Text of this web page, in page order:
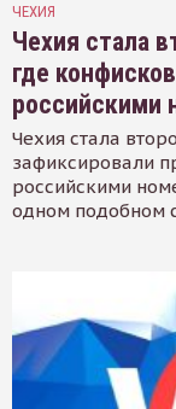
ЧЕХИЯ
Чехия стала
где
российскими
Чехия стала
зафиксировали
российскими
одном подобном